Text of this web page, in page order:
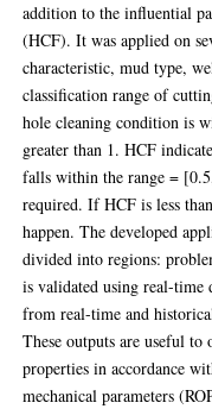
addition to the influential
(HCF). It was applied on
characteristic, mud type,
classification range of
hole cleaning condition is
greater than 1. HCF
falls within the range =
required. If HCF is less
happen. The developed
divided into regions:
is validated using real-time
from real-time and
These outputs are useful
properties in accordance
mechanical parameters